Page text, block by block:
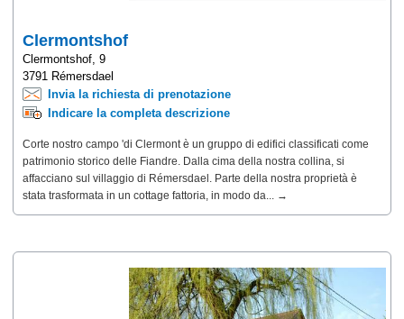
Clermontshof
Clermontshof, 9
3791 Rémersdael
Invia la richiesta di prenotazione
Indicare la completa descrizione
Corte nostro campo 'di Clermont è un gruppo di edifici classificati come
patrimonio storico delle Fiandre. Dalla cima della nostra collina, si
affacciano sul villaggio di Rémersdael. Parte della nostra proprietà è
stata trasformata in un cottage fattoria, in modo da... →